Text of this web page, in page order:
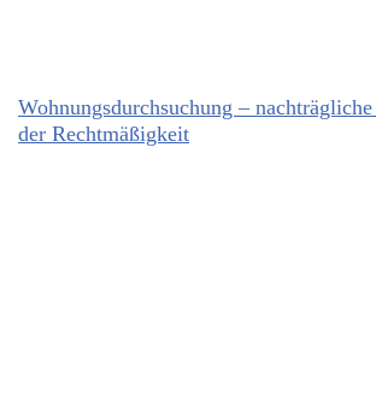
Wohnungsdurchsuchung –
der Rechtmäßigkeit